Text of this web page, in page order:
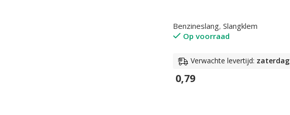
Benzineslang, Slangklem
Op voorraad
Verwachte levertijd: zaterdag
0,79